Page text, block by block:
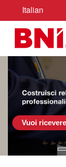
Italian
Vuoi